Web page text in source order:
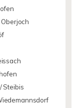
Oberjoch
Steibis